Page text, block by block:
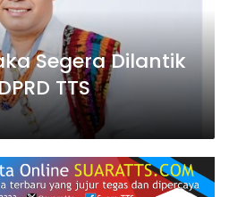
Segera Dilantik
TTS